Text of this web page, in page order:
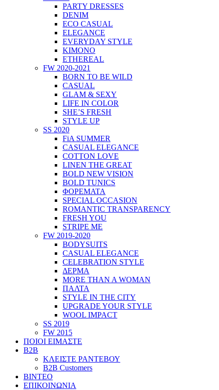
PARTY DRESSES
DENIM
ECO CASUAL
ELEGANCE
EVERYDAY STYLE
KIMONO
ETHEREAL
FW 2020-2021
BORN TO BE WILD
CASUAL
GLAM & SEXY
LIFE IN COLOR
SHE’S FRESH
STYLE UP
SS 2020
FiA SUMMER
CASUAL ELEGANCE
COTTON LOVE
LINEN THE GREAT
BOLD NEW VISION
BOLD TUNICS
ΦΟΡΕΜΑΤΑ
SPECIAL OCCASION
ROMANTIC TRANSPARENCY
FRESH YOU
STRIPE ME
FW 2019-2020
BODYSUITS
CASUAL ELEGANCE
CELEBRATION STYLE
ΔΕΡΜΑ
MORE THAN A WOMAN
ΠΑΛΤΑ
STYLE IN THE CITY
UPGRADE YOUR STYLE
WOOL IMPACT
SS 2019
FW 2015
ΠΟΙΟΙ ΕΙΜΑΣΤΕ
B2B
ΚΛΕΙΣΤΕ ΡΑΝΤΕΒΟΥ
B2B Customers
ΒΙΝΤΕΟ
ΕΠΙΚΟΙΝΩΝΙΑ